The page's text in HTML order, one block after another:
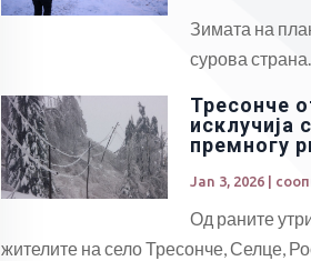
Зимата на
сурова
Тресонче
исклучија
премногу
Jan 3, 2026 |
Од раните
жителите на село Тресонче, Селце,